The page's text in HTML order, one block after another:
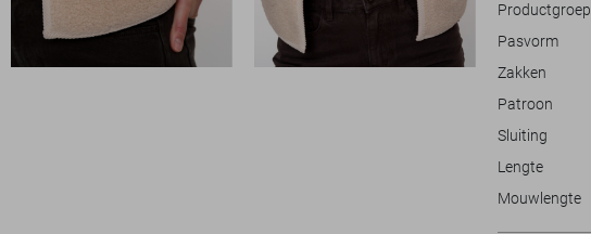
Productgroep
Pasvorm
Zakken
Patroon
Sluiting
Lengte
Mouwlengte